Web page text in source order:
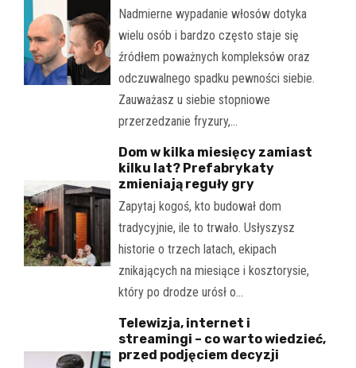
Nadmierne wypadanie włosów dotyka
wielu osób i bardzo często staje się
źródłem poważnych kompleksów oraz
odczuwalnego spadku pewności siebie.
Zauważasz u siebie stopniowe
przerzedzanie fryzury,…
Dom w kilka miesięcy zamiast
kilku lat? Prefabrykaty
zmieniają reguły gry
Zapytaj kogoś, kto budował dom
tradycyjnie, ile to trwało. Usłyszysz
historie o trzech latach, ekipach
znikających na miesiące i kosztorysie,
który po drodze urósł o…
Telewizja, internet i
streamingi – co warto wiedzieć,
przed podjęciem decyzji